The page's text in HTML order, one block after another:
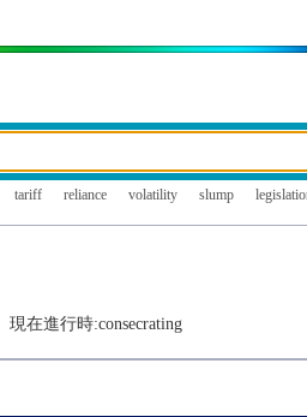
tariff reliance volatility slump
現在進行時:consecrating